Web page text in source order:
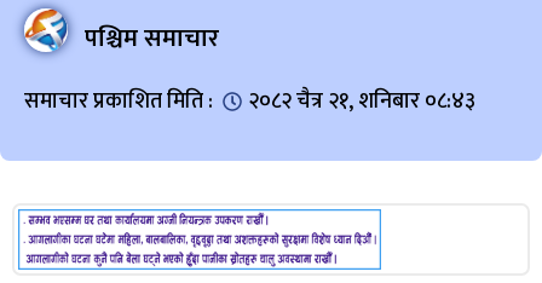
पश्चिम समाचार
समाचार प्रकाशित मिति : २०८२ चैत्र २१, शनिबार ०८:४३